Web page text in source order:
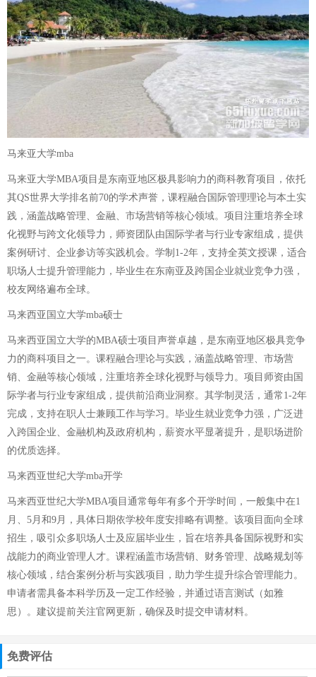
马来亚大学mba
马来亚大学MBA项目是东南亚地区极具影响力的商科教育项目，依托
其QS世界大学排名前70的学术声誉，课程融合国际管理理论与本土实
践，涵盖战略管理、金融、市场营销等核心领域。项目注重培养全球
化视野与跨文化领导力，师资团队由国际学者与行业专家组成，提供
案例研讨、企业参访等实践机会。学制1-2年，支持全英文授课，适合
职场人士提升管理能力，毕业生在东南亚及跨国企业就业竞争力强，
校友网络遍布全球。
马来西亚国立大学mba硕士
马来西亚国立大学的MBA硕士项目声誉卓越，是东南亚地区极具竞争
力的商科项目之一。课程融合理论与实践，涵盖战略管理、市场营
销、金融等核心领域，注重培养全球化视野与领导力。项目师资由国
际学者与行业专家组成，提供前沿商业洞察。其学制灵活，通常1-2年
完成，支持在职人士兼顾工作与学习。毕业生就业竞争力强，广泛进
入跨国企业、金融机构及政府机构，薪资水平显著提升，是职场进阶
的优质选择。
马来西亚世纪大学mba开学
马来西亚世纪大学MBA项目通常每年有多个开学时间，一般集中在1
月、5月和9月，具体日期依学校年度安排略有调整。该项目面向全球
招生，吸引众多职场人士及应届毕业生，旨在培养具备国际视野和实
战能力的商业管理人才。课程涵盖市场营销、财务管理、战略规划等
核心领域，结合案例分析与实践项目，助力学生提升综合管理能力。
申请者需具备本科学历及一定工作经验，并通过语言测试（如雅
思）。建议提前关注官网更新，确保及时提交申请材料。
免费评估